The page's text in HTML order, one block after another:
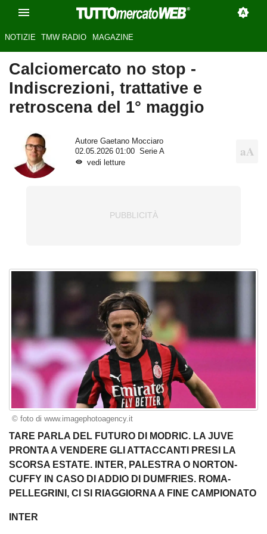
NOTIZIE TMW RADIO MAGAZINE
Calciomercato no stop -
Indiscrezioni, trattative e
retroscena del 1° maggio
Autore Gaetano Mocciaro
02.05.2026 01:00
Serie A
vedi letture
© foto di www.imagephotoagency.it
TARE PARLA DEL FUTURO DI MODRIC. LA JUVE
PRONTA A VENDERE GLI ATTACCANTI PRESI LA
SCORSA ESTATE. INTER, PALESTRA O NORTON-
CUFFY IN CASO DI ADDIO DI DUMFRIES. ROMA-
PELLEGRINI, CI SI RIAGGIORNA A FINE CAMPIONATO
INTER